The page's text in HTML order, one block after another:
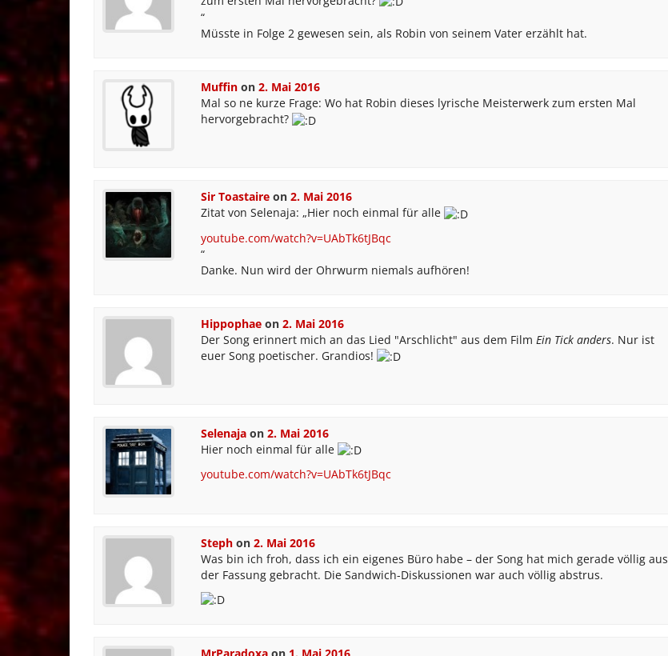
“
Müsste in Folge 2 gewesen sein, als Robin von seinem Vater erzählt hat.
Muffin on 2. Mai 2016
Mal so ne kurze Frage: Wo hat Robin dieses lyrische Meisterwerk zum ersten Mal
hervorgebracht?
Sir Toastaire on 2. Mai 2016
Zitat von Selenaja: „Hier noch einmal für alle
youtube.com/watch?v=UAbTk6tJBqc
“
Danke. Nun wird der Ohrwurm niemals aufhören!
Hippophae on 2. Mai 2016
Der Song erinnert mich an das Lied "Arschlicht" aus dem Film Ein Tick anders. Nur ist
euer Song poetischer. Grandios!
Selenaja on 2. Mai 2016
Hier noch einmal für alle
youtube.com/watch?v=UAbTk6tJBqc
Steph on 2. Mai 2016
Was bin ich froh, dass ich ein eigenes Büro habe – der Song hat mich gerade völlig aus
der Fassung gebracht. Die Sandwich-Diskussionen war auch völlig abstrus.